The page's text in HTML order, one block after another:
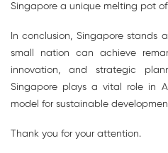
Singapore a unique melting pot
In conclusion, Singapore stands
small nation can achieve
innovation, and strategic
Singapore plays a vital role in
model for sustainable
Thank you for your attention.